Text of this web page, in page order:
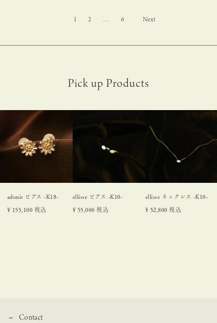
1 2 … 6
adonis ピアス -K18-
¥ 155,100 税込
ellisse ピアス -K10-
¥ 55,000 税込
ellisse ネックレス -K10-
¥ 52,800 税込
Contact